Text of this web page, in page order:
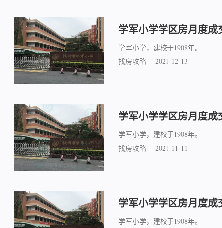
学军小学学区房月度成
学军小学，建校于1908年。
找房攻略
2021-12-13
学军小学学区房月度成
学军小学，建校于1908年。
找房攻略
2021-11-11
学军小学学区房月度成
学军小学，建校于1908年。